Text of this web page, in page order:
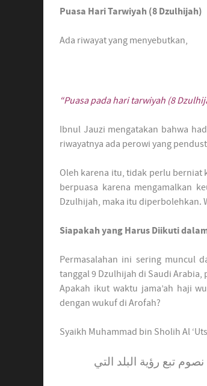
Puasa Hari Tarwiyah (8 Dzulhijah)
Ada riwayat yang menyebutkan,
“Puasa pada hari tarwiyah (8
Ibnul Jauzi mengatakan bahwa
riwayatnya ada perowi yang
Oleh karena itu, tidak perlu berniat
berpuasa karena mengamalkan
Dzulhijah, maka itu diperbolehkan.
Siapakah yang Harus Diikuti
Permasalahan ini sering muncul
tanggal 9 Dzulhijah di Saudi
Apakah ikut waktu jama’ah haji
dengan wukuf di Arofah?
Syaikh Muhammad bin Sholih Al
تبع رؤية البلد التي